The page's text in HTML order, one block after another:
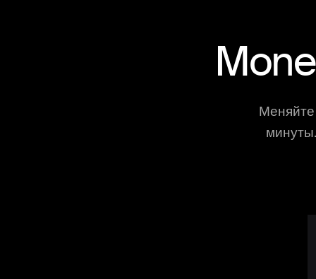
Меняйте